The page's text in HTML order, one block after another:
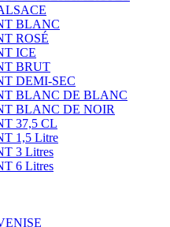
BLANC
ROSÉ
ICE
BRUT
DEMI-SEC
BLANC DE BLANC
BLANC DE NOIR
37,5 CL
1,5 Litre
3 Litres
6 Litres